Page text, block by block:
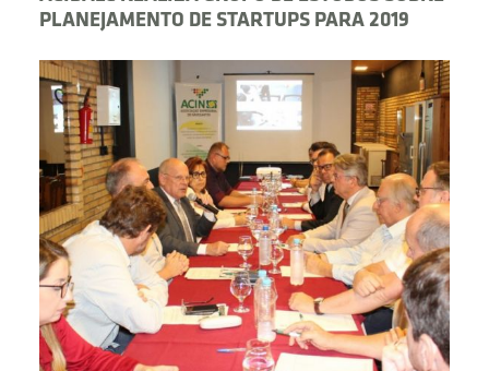
PLANEJAMENTO DE STARTUPS PARA 2019